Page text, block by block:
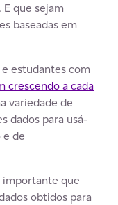
que sejam
baseadas em
estudantes com
crescendo a cada
variedade de
dados para usá-
e de
importante que
obtidos para